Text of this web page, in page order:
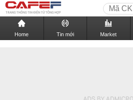
Home Tin mới Market